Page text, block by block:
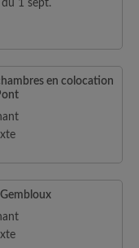
1 sept.
en colocation